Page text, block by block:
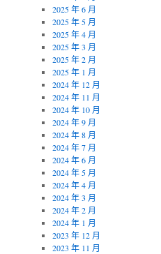
2025 年 6 月
2025 年 5 月
2025 年 4 月
2025 年 3 月
2025 年 2 月
2025 年 1 月
2024 年 12 月
2024 年 11 月
2024 年 10 月
2024 年 9 月
2024 年 8 月
2024 年 7 月
2024 年 6 月
2024 年 5 月
2024 年 4 月
2024 年 3 月
2024 年 2 月
2024 年 1 月
2023 年 12 月
2023 年 11 月